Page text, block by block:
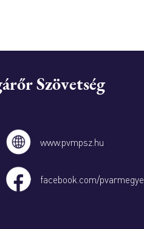
Szövetség
www.pvmpsz.hu
facebook.com/pvarmegye